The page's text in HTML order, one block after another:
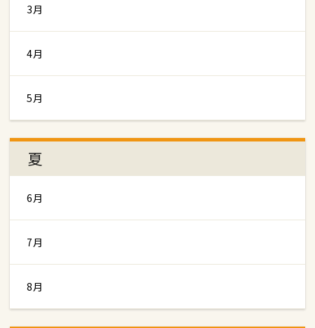
3月
4月
5月
夏
6月
7月
8月